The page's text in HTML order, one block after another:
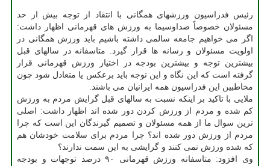
رئیس فدراسیون ورزشهای همگانی با انتقاد از توجه بیش از حد
مسئولان خصوصاً صداوسیما به ورزش های قهرمانی اظهار داشت:
اگر می خواهیم جامعه سالمی داشته باشیم باید ورزش همگانی در
اولویت مسئولان و رسانه ها قرار گیرد. متاسفانه در سالهای قبل
بیشترین توجه و بیشترین بودجه در اختیار ورزش قهرمانی قرار
گرفته است که این نگاه و این توجه باید برعکس یا متعادل شود چون
مخاطبین این فدراسیون همه ایرانیان می باشند.
ملایی با تاکید بر اینکه نسبت به سالهای قبل گرایش مردم به ورزش
کم شده و مردم از ورزش کردن دور شده اند اظهار داشت: اصلی
ترین سوال ما از همه مسئولان و تصمیم گیرندگان این است که چرا
مردم از ورزش دور شده اند؟ چرا مردم برای سلامت خودشان هم
که شده ورزش نمی کنند و گرایشی به این سمت ندارند؟
وی افزود: متاسفانه ورزش قهرمانی ۹۰ درصد توجهات و بودجه